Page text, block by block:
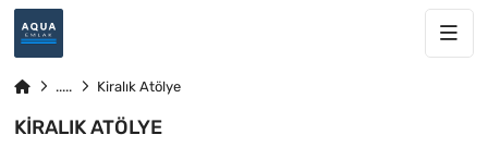
Kiralık Atölye
KIRALIK ATÖLYE